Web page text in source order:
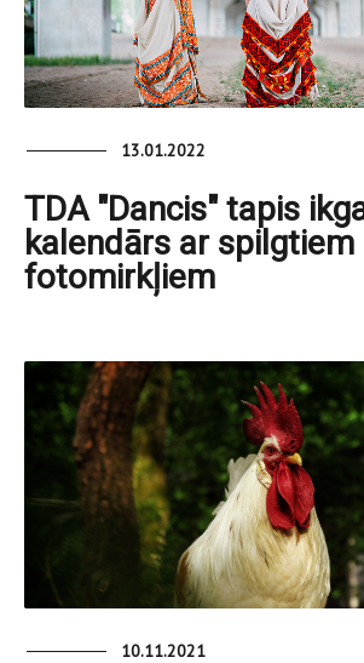
13.01.2022
TDA "Dancis" tapis
kalendārs ar
fotomirkļiem
10.11.2021